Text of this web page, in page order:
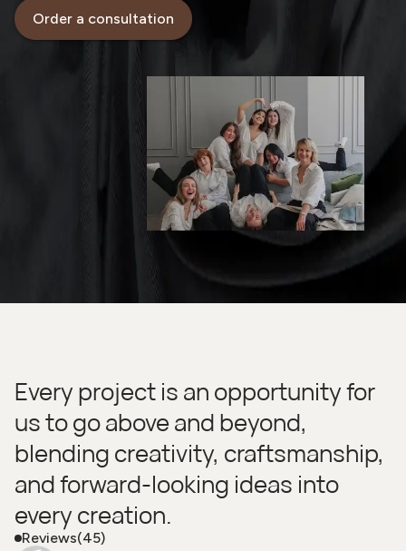
Order a consultation
Every project is an opportunity for
us to go above and beyond,
blending creativity, craftsmanship,
and forward-looking ideas into
every creation.
Reviews(45)